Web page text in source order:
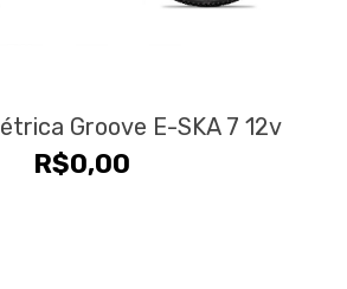
Groove E-SKA 7 12v
R$0,00